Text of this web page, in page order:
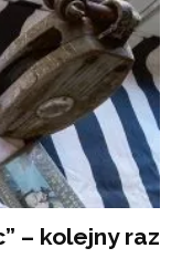
– kolejny raz